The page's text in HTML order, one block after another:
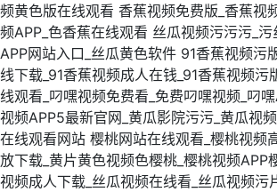
频黄色版在线观看 香蕉视频免费版_香蕉视
频APP_色香蕉在线观看 丝瓜视频污污污_
APP网站入口_丝瓜黄色软件 91香蕉视频污
线下载_91香蕉视频成人在钱_91香蕉视频污
线观看_叼嘿视频免费看_免费叼嘿视频_叼
视频APP5最新官网_黄瓜影院污污_黄瓜视
在线观看网站 樱桃网站在线观看_樱桃视频
放下载_黄片黄色视频色樱桃_樱桃视频APP
视频成人下载_丝瓜视频在线看_丝瓜视频污